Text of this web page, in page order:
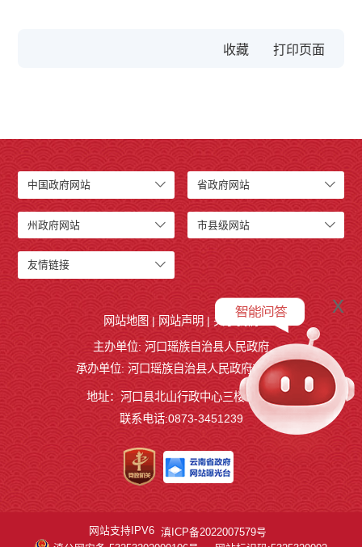
收藏
中国政府网站 省政府网站
州政府网站 市县级网站
友情链接
网站地图 | 网站声明 | 关于我们
主办单位: 河口瑶族自治县人民政府
承办单位: 河口瑶族自治县人民政府办公室
地址：河口县北山行政中心三楼327室
联系电话:0873-3451239
x
网站支持IPV6 滇ICP备2022007579号